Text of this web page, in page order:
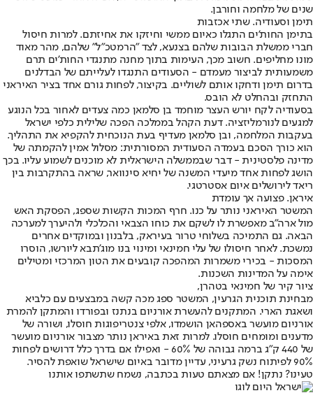
שנים של מלחמה וחורבן.
תימן וסעודיה. שתי אכזבות
בתימן החות'ים התגלו כאיום ממשי וחיזקו את אחיזתם. למרות חיסול
חברי ממשלת הבובות שלהם בצנעא, לצד "הרמטכ"ל" שלהם, מהר מאוד
מונו מחליפים. חשוב מכך, העימות בתוך מחנה מתנגדי החות'ים תרם
משמעותית לביצור מעמדם - הסעודים התנגדו לעלייתם של הבדלנים
בדרום תימן ודחקו אותם לשוליים. בקיצור, לפחות גורם אחד בציר האיראני
התחזק ובהחלט לא הובס.
בסעודיה לקח יורש העצר מוחמד בן סלמאן כמה צעדים לאחור בכל הנוגע
למגעים לנורמליזציה. דעת הקהל בממלכה הפכה שלילית כלפי ישראל
בעקבות המלחמה, ובן סלמאן מעדיף בעת הנוכחית להקפיא את התהליך.
הוא כורך הסכם בעמדה הסעודית המסורתית: מסלול אמין להקמתה של
מדינה פלסטינית - דבר שבממשלה הישראלית לא מוכנים לשמוע עליו. בכך
הושג לפחות אחד מיעדי המשנה של יחיא סינוואר, שראה בהתקרבות בין
ריאד לירושלים איום אסטרטגי.
איראן. פצועה אך עומדת
המשטר האיראני נותר על כנו. חרף המכות הקשות שספג, הפסקת האש
מול ארה"ב מאפשרת לו לשקם את כוחו הצבאי והכלכלי ולהיערך למערכה
הבאה. גם התמיכה בשלוחי טרור בעיראק, בלבנון ובמוקדים אחרים
נמשכת. לאחר חיסולו של עלי חמינאי ומינוי בנו מוג'תבא ליורשו, הוסרו
המסכות - בכירי משמרות המהפכה קובעים את הטון המרכזי ומטילים
אימה על המדינות השכנות.
ציור קיר של חמינאי בטהרן,
מבחינת תוכנית הגרעין, המשטר ספג מכה קשה במבצעים עם כלביא
ושאגת הארי. המתקנים להעשרת אורניום בנתנז ובפורדו והמתקן להמרת
אורניום מועשר באספהאן הושמדו, אלפי צנטריפוגות חוסלו, ושורה של
מדענים ומומחים חוסלו. למרות זאת באיראן נותר מצבור אורניום מועשר
של 440 ק"ג ברמה גבוהה של 60% - ואפילו אם בדרך כלל דרושים לפחות
90% לפיתוח נשק גרעיני, עדיין מדובר באיום שישראל שואפת להסיר.
טעינו? נתקן! אם מצאתם טעות בכתבה, נשמח שתשתפו אותנו